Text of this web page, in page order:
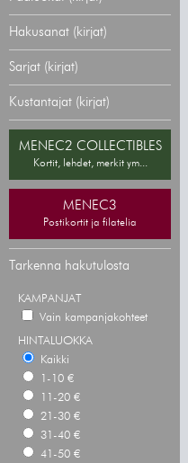
Hakusanat (kirjat)
Sarjat (kirjat)
Kustantajat (kirjat)
MENEC2 COLLECTIBLES
Kortit, lehdet, merkit ym...
MENEC3
Postikortit ja filatelia
Tarkenna hakutulosta
KAMPANJAT
Vain kampanjakohteet
HINTALUOKKA
Kaikki
1-10 €
11-20 €
21-30 €
31-40 €
41-50 €